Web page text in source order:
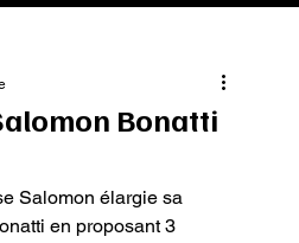
Bonatti
Salomon élargie sa
en proposant 3